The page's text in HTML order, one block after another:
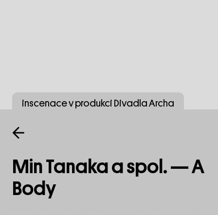
inscenace v produkci Divadla Archa
Min Tanaka a spol. — A
Body